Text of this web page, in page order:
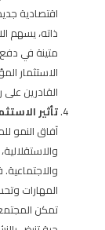
اقتصادية
ذاته، يسهم
متينة في دفع
الاستثمار
القادرين
تأثير
آفاق النمو
المهارات
تمكن